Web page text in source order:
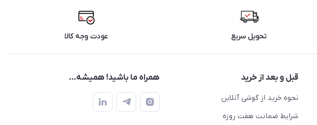
تحویل سریع عودت وجه کالا
قبل و بعد از خرید
نحوه خرید از گوشی آنلاین
شرایط ضمانت هفت روزه
همراه ما باشید! همیشه...